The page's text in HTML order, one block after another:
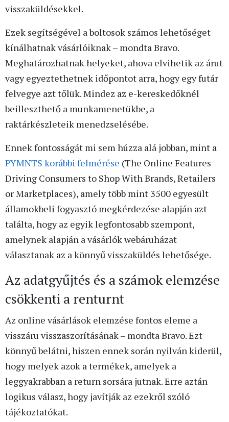
visszaküldésekkel.
Ezek segítségével a boltosok számos lehetőséget
kínálhatnak vásárlóiknak – mondta Bravo.
Meghatározhatnak helyeket, ahova elvihetik az árut
vagy egyeztethetnek időpontot arra, hogy egy futár
felvegye azt tőlük. Mindez az e-kereskedőknél
beilleszthető a munkamenetükbe, a
raktárkészleteik menedzselésébe.
Ennek fontosságát mi sem húzza alá jobban, mint a
PYMNTS korábbi felmérése (The Online Features
Driving Consumers to Shop With Brands, Retailers
or Marketplaces), amely több mint 3500 egyesült
államokbeli fogyasztó megkérdezése alapján azt
találta, hogy az egyik legfontosabb szempont,
amelynek alapján a vásárlók webáruházat
választanak az a könnyű visszaküldés lehetősége.
Az adatgyűjtés és a számok elemzése
csökkenti a renturnt
Az online vásárlások elemzése fontos eleme a
visszáru visszaszorításának – mondta Bravo. Ezt
könnyű belátni, hiszen ennek során nyilván kiderül,
hogy melyek azok a termékek, amelyek a
leggyakrabban a return sorsára jutnak. Erre aztán
logikus válasz, hogy javítják az ezekről szóló
tájékoztatókat.